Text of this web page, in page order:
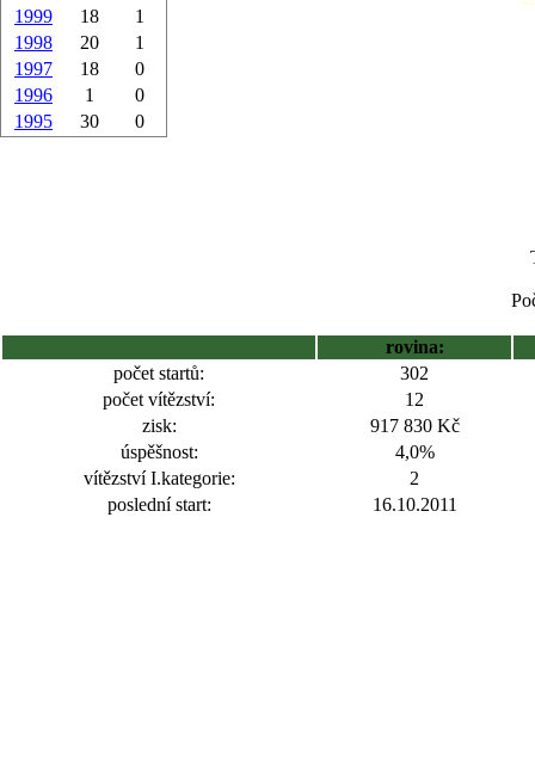
1999
18
1
1998
20
1
1997
18
0
1996
1
0
1995
30 0
rovina:
počet startů:
302
počet vítězství:
12
zisk:
917 830 Kč
úspěšnost:
4,0%
vítězství I.kategorie:
2
poslední start:
16.10.2011